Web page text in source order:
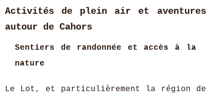
Activités de plein air et aventures
autour de Cahors
Sentiers de randonnée et accès à la
nature
Le Lot, et particulièrement la région de